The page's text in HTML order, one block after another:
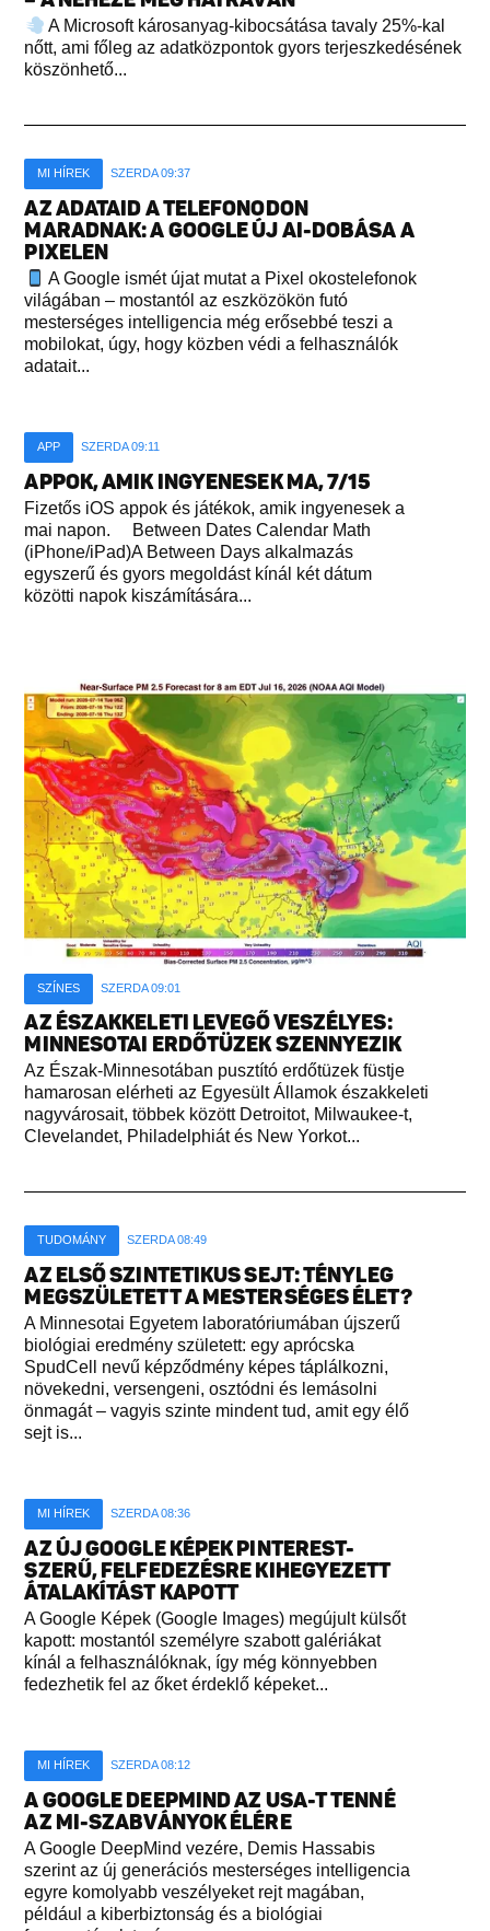
A Microsoft károsanyag-kibocsátása tavaly 25%-kal
nőtt, ami főleg az adatközpontok gyors terjeszkedésének
köszönhető...
MI HÍREK SZERDA 09:37
AZ ADATAID A TELEFONODON
MARADNAK: A GOOGLE ÚJ AI-DOBÁSA A
PIXELEN
A Google ismét újat mutat a Pixel okostelefonok
világában – mostantól az eszközökön futó
mesterséges intelligencia még erősebbé teszi a
mobilokat, úgy, hogy közben védi a felhasználók
adatait...
APP SZERDA 09:11
APPOK, AMIK INGYENESEK MA, 7/15
Fizetős iOS appok és játékok, amik ingyenesek a
mai napon. Between Dates Calendar Math
(iPhone/iPad)A Between Days alkalmazás
egyszerű és gyors megoldást kínál két dátum
közötti napok kiszámítására...
SZÍNES SZERDA 09:01
AZ ÉSZAKKELETI LEVEGŐ VESZÉLYES:
MINNESOTAI ERDŐTÜZEK SZENNYEZIK
Az Észak-Minnesotában pusztító erdőtüzek füstje
hamarosan elérheti az Egyesült Államok északkeleti
nagyvárosait, többek között Detroitot, Milwaukee-t,
Clevelandet, Philadelphiát és New Yorkot...
TUDOMÁNY SZERDA 08:49
AZ ELSŐ SZINTETIKUS SEJT: TÉNYLEG
MEGSZÜLETETT A MESTERSÉGES ÉLET?
A Minnesotai Egyetem laboratóriumában újszerű
biológiai eredmény született: egy aprócska
SpudCell nevű képződmény képes táplálkozni,
növekedni, versengeni, osztódni és lemásolni
önmagát – vagyis szinte mindent tud, amit egy élő
sejt is...
MI HÍREK SZERDA 08:36
AZ ÚJ GOOGLE KÉPEK PINTEREST-
SZERŰ, FELFEDEZÉSRE KIHEGYEZETT
ÁTALAKÍTÁST KAPOTT
A Google Képek (Google Images) megújult külsőt
kapott: mostantól személyre szabott galériákat
kínál a felhasználóknak, így még könnyebben
fedezhetik fel az őket érdeklő képeket...
MI HÍREK SZERDA 08:12
A GOOGLE DEEPMIND AZ USA-T TENNÉ
AZ MI-SZABVÁNYOK ÉLÉRE
A Google DeepMind vezére, Demis Hassabis
szerint az új generációs mesterséges intelligencia
egyre komolyabb veszélyeket rejt magában,
például a kiberbiztonság és a biológiai